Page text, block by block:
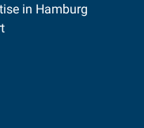
in Hamburg